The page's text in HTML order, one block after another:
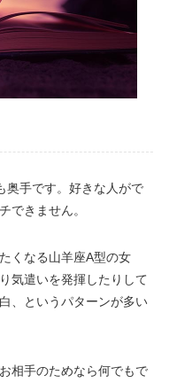
奥手です。好きな人がで
できません。
くなる山羊座A型の女
気遣いを発揮したりして
、というパターンが多い
相手のためなら何でもで